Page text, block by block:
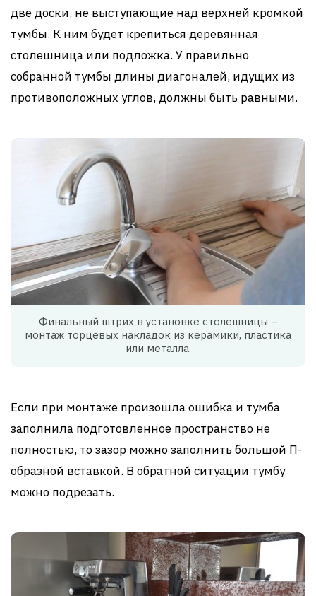
две доски, не выступающие над верхней кромкой
тумбы. К ним будет крепиться деревянная
столешница или подложка. У правильно
собранной тумбы длины диагоналей, идущих из
противоположных углов, должны быть равными.
Финальный штрих в установке столешницы –
монтаж торцевых накладок из керамики, пластика
или металла.
Если при монтаже произошла ошибка и тумба
заполнила подготовленное пространство не
полностью, то зазор можно заполнить большой П-
образной вставкой. В обратной ситуации тумбу
можно подрезать.